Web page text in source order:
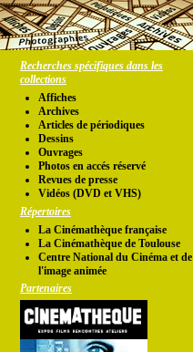
Recherches spécifiques dans les
collections
Affiches
Archives
Articles de périodiques
Dessins
Ouvrages
Photos en accés réservé
Revues de presse
Vidéos (DVD et VHS)
Répertoires
La Cinémathèque française
La Cinémathèque de Toulouse
Centre National du Cinéma et de
l'image animée
Partenaires